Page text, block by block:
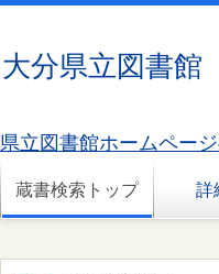
大分県立図書
県立図書館ホームペー
蔵書検索トップ 詳